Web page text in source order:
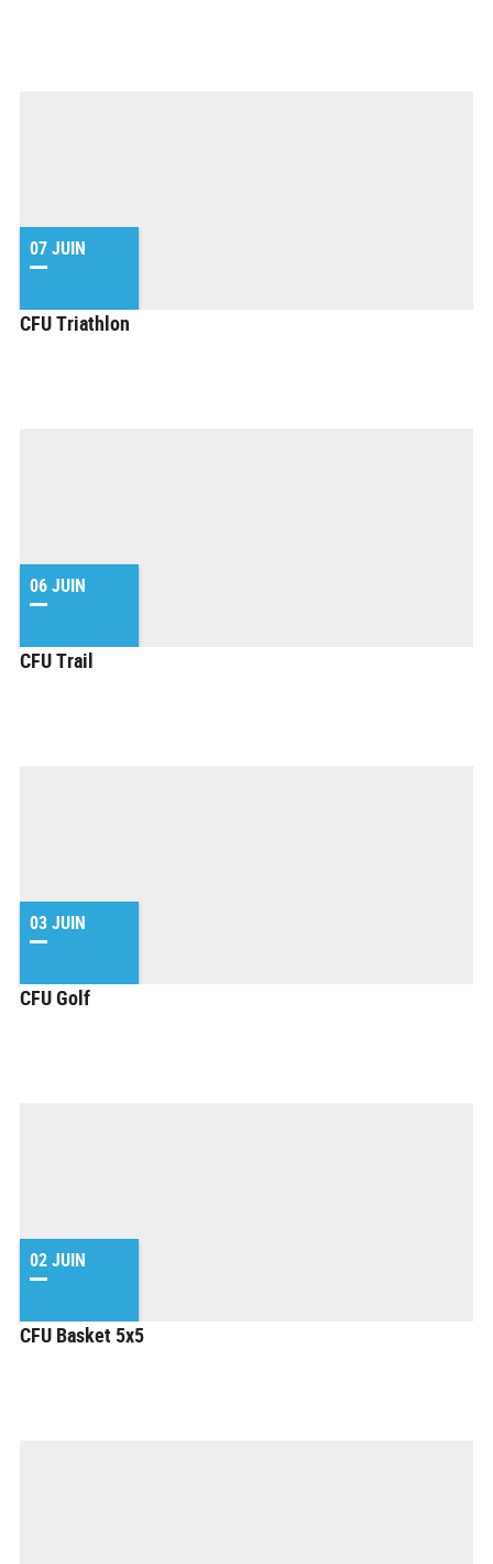
07 JUIN
CFU Triathlon
06 JUIN
CFU Trail
03 JUIN
CFU Golf
02 JUIN
CFU Basket 5x5